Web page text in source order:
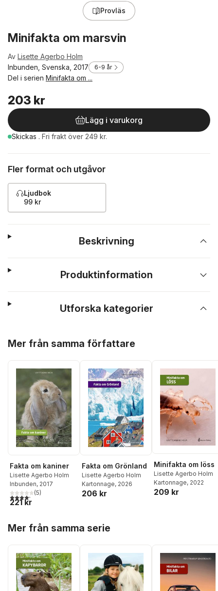
Provläs
Minifakta om marsvin
Av Lisette Agerbo Holm
Inbunden, Svenska, 2017
6-9 år
Del i serien Minifakta om ...
203 kr
Lägg i varukorg
Skickas . Fri frakt över 249 kr.
Fler format och utgåvor
Ljudbok
99 kr
Beskrivning
Produktinformation
Utforska kategorier
Mer från samma författare
Fakta om kaniner
Lisette Agerbo Holm
Inbunden, 2017
4,2utav 5 stjärnor. Totalt antal röster:
(5)
221 kr
Fakta om Grönland
Lisette Agerbo Holm
Kartonnage, 2026
206 kr
Minifakta om löss
Lisette Agerbo Holm
Kartonnage, 2022
209 kr
Mer från samma serie